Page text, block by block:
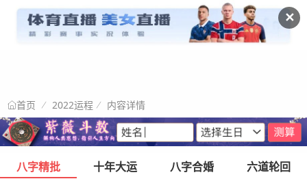
✕
首页 2022运程 内容详情
八字精批 十年大运 八字合婚 六道轮回